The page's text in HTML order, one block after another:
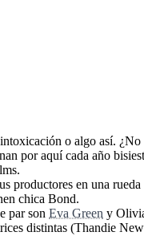
o algo así.
por aquí cada año
productores en una
chica Bond.
par son Eva Green y
distintas (Thandie